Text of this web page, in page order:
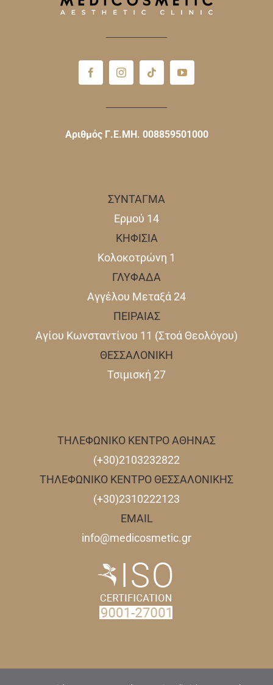
Αριθμός Γ.Ε.ΜΗ. 008859501000
ΣΥΝΤΑΓΜΑ
Ερμού 14
ΚΗΦΙΣΙΑ
Κολοκοτρώνη 1
ΓΛΥΦΑΔΑ
Αγγέλου Μεταξά 24
ΠΕΙΡΑΙΑΣ
Αγίου Κωνσταντίνου 11 (Στοά Θεολόγου)
ΘΕΣΣΑΛΟΝΙΚΗ
Τσιμισκή 27
ΤΗΛΕΦΩΝΙΚΟ ΚΕΝΤΡΟ ΑΘΗΝΑΣ
(+30)2103232822
ΤΗΛΕΦΩΝΙΚΟ ΚΕΝΤΡΟ ΘΕΣΣΑΛΟΝΙΚΗΣ
(+30)2310222123
EMAIL
info@medicosmetic.gr